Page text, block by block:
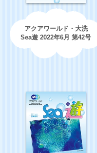
アクアワールド・大洗
Sea遊 2022年6月 第42号